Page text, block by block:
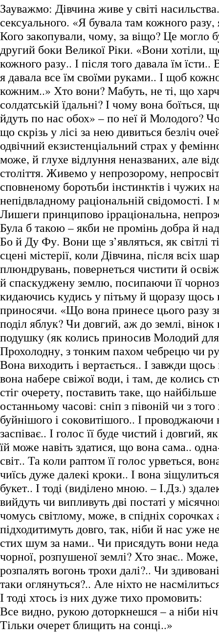
Зауважмо: Дівчина живе у світі
сексуального. «Я бувала там кожного разу,
Кого закопували, чому, за віщо? Це могло
другий боки Великої Ріки. «Вони хотіли,
кожного разу.. І після того давала їм
я давала все їм своїми руками.. І щоб
кожним..» Хто вони? Мабуть, не ті, що
солдатській їдальні? І чому вона боїться,
йдуть по нас обох» – по неї й Молодого?
що скрізь у лісі за нею дивиться безліч
одвічний екзистенціальний страх у
може, й глухе відлуння неназваних, але
століття. Живемо у непрозорому,
сповненому боротьби інстинктів і чужих
непідвладному раціональній свідомості. І
Лишеги принципово ірраціональна,
Була б такою – якби не промінь добра й
Бо й Ду Фу. Вони ще з’являться, як світлі
сцені містерії, коли Дівчина, після всіх
плюндрувань, повернеться чистити й
й спаскуджену землю, посипаючи її
кидаючись кудись у пітьму й щоразу щось
приносячи. «Що вона принесе цього разу
поділ яблук? Чи довгий, аж до землі,
подушку (як колись приносив Молодий
Прохолодну, з тонким пахом чебрецю чи
Вона виходить і вертається.. І завжди
вона набере свіжої води, і там, де колись
стіг очерету, поставить таке, що
останньому часові: сніп з півоній чи з
буйнішого і соковитішого.. І проводжаючи
заспіває.. І голос її буде чистий і довгий,
їй може навіть здатися, що вона сама..
світ.. Та коли раптом її голос урветься,
чиїсь дуже далекі кроки.. І вона
букет.. І тоді (виділено мною. – І.Дз.)
вийдуть чи випливуть дві постаті у
чомусь світлому, може, в спідніх
підходитимуть довго, так, ніби й нас уже
стих шум за нами.. Чи присядуть вони
чорної, розпушеної землі? Хто знає..
розпалять вогонь трохи далі?.. Чи
таки оглянуться?.. Але ніхто не
І тоді хтось із них дуже тихо промовить:
Все видно, рукою доторкнешся – а ніби
Тільки очерет блищить на сонці..»